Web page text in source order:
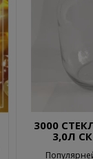
3000
3,0Л